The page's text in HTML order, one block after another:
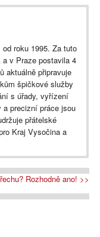
roku 1995. Za tuto
a v Praze postavila 4
aktuálně připravuje
špičkové služby
s úřady, vyřízení
precizní práce jsou
přátelské
Kraj Vysočina a
Rozhodně ano! >>